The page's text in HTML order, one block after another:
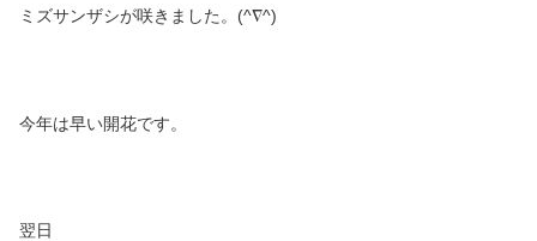
ミズサンザシが咲きました。(^∇^)
今年は早い開花です。
翌日